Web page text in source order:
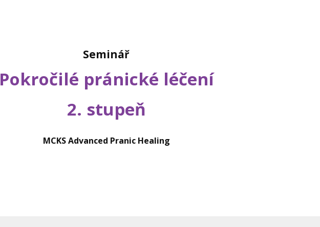
Seminář
Pokročilé pránické léčení
2. stupeň
MCKS Advanced Pranic Healing